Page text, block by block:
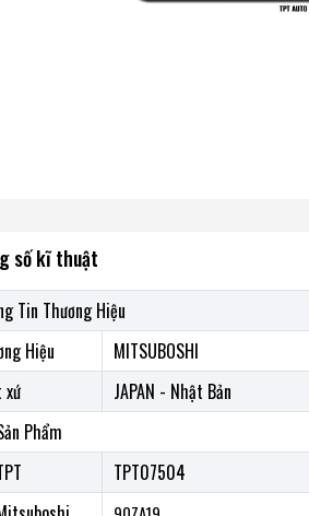
số kĩ thuật
Tin Thương Hiệu
Hiệu
MITSUBOSHI
xứ
JAPAN - Nhật Bản
Phẩm
TPT07504